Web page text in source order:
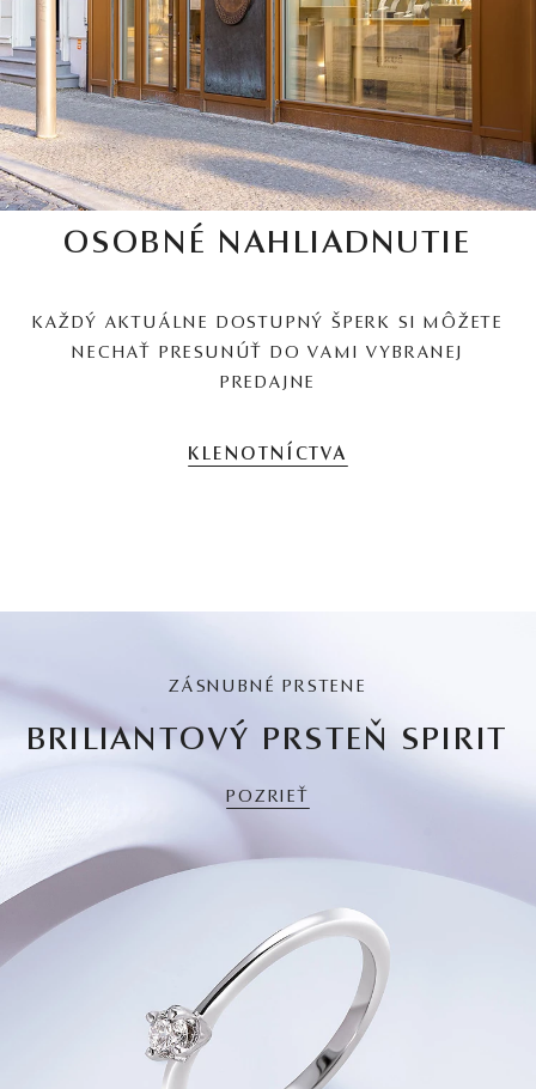
OSOBNÉ NAHLIADNUTIE
KAŽDÝ AKTUÁLNE DOSTUPNÝ ŠPERK SI MÔŽETE
NECHAŤ PRESUNÚŤ DO VAMI VYBRANEJ
PREDAJNE
KLENOTNÍCTVA
ZÁSNUBNÉ PRSTENE
BRILIANTOVÝ PRSTEŇ SPIRIT
POZRIEŤ